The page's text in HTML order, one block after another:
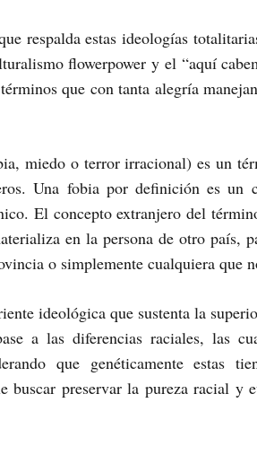
respalda estas ideologías
flowerpower y el “aquí
que con tanta alegría
miedo o terror irracional) es un
Una fobia por definición es un
El concepto extranjero del
en la persona de otro país,
o simplemente cualquiera que
ideológica que sustenta la
a las diferencias raciales, las
que genéticamente estas
buscar preservar la pureza racial y